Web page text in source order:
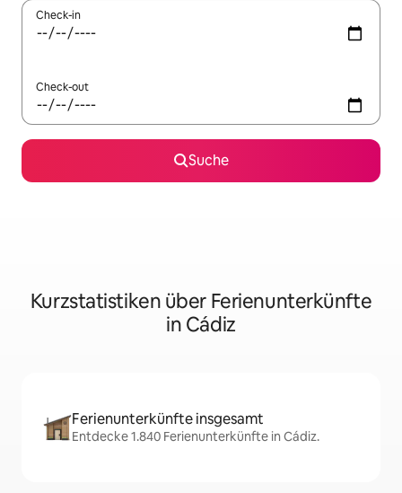
Check-in
Check-out
Suche
Kurzstatistiken über Ferienunterkünfte
in Cádiz
Ferienunterkünfte insgesamt
Entdecke 1.840 Ferienunterkünfte in Cádiz.